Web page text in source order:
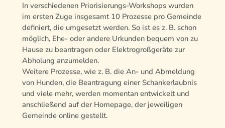
In verschiedenen Priorisierungs-Workshops wurden
im ersten Zuge insgesamt 10 Prozesse pro Gemeinde
definiert, die umgesetzt werden. So ist es z. B. schon
möglich, Ehe- oder andere Urkunden bequem von zu
Hause zu beantragen oder Elektrogroßgeräte zur
Abholung anzumelden.
Weitere Prozesse, wie z. B. die An- und Abmeldung
von Hunden, die Beantragung einer Schankerlaubnis
und viele mehr, werden momentan entwickelt und
anschließend auf der Homepage, der jeweiligen
Gemeinde online gestellt.